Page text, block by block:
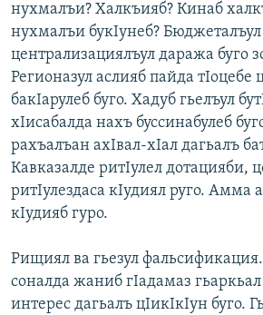
нухмалъи? Халкъияб? Кинаб
нухмалъи букIунеб? Бюджеталъул
централизациялъул даража буго
Регионазул аслияб пайда тIоцебе
бакIарулеб буго. Хадуб гьелъул
хIисабалда нахъ буссинабулеб
рахъалъан ахIвал-хIал дагьалъ
Кавказалде ритIулел дотацияби,
ритIулездаса кIудиял руго. Амма
кIудияб гуро.
Рищиял ва гьезул
соналда жаниб гIадамаз гьаркьал
интерес дагьалъ цIикIкIун буго.